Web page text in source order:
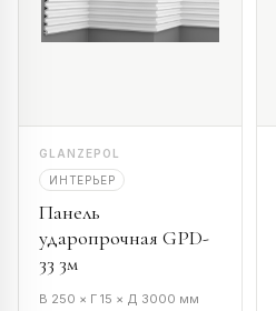
GLANZEPOL
ИНТЕРЬЕР
Панель
ударопрочная GPD-
33 3м
В 250 × Г 15 × Д 3000 мм